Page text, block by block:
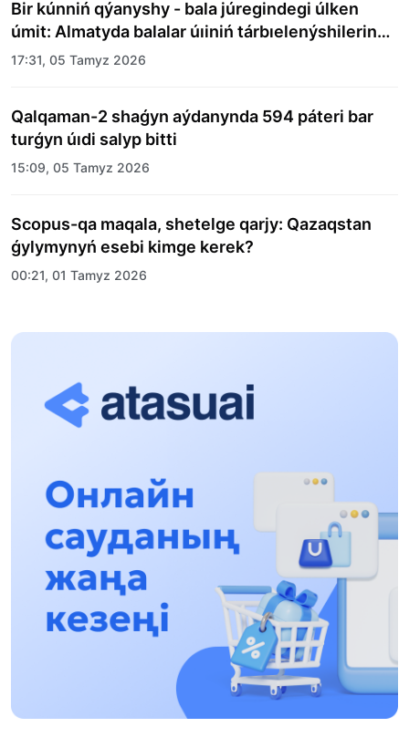
Bir kúnniń qýanyshy - bala júregindegi úlken
úmit: Almatyda balalar úıiniń tárbıelenýshilerine
merekelik kún uıymdastyryldy
17:31, 05 Tamyz 2026
Qalqaman-2 shaǵyn aýdanynda 594 páteri bar
turǵyn úıdi salyp bitti
15:09, 05 Tamyz 2026
Scopus-qa maqala, shetelge qarjy: Qazaqstan
ǵylymynyń esebi kimge kerek?
00:21, 01 Tamyz 2026
«Zań kerýeni» jobasy: Abaı oblysynda quqyqtyq
17:31, 31 Shilde 2026
13:13, 30 Shilde 2026
Asqat Asylbekov: Kúshti bılikke kúshti tulǵalar
kerek!
12:01, 28 Shilde 2026
Abzal Dostıar: Dýman Muhametkárimdi Almaty
túrmesine aýystyrýy múmkin
16:15, 27 Shilde 2026